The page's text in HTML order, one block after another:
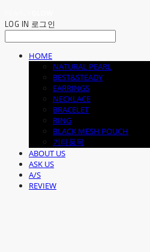
LOG IN 로그인
HOME
NATURAL PEARL
BEST&STEADY
EARRINGS
NECKLACE
BRACELET
RING
BLACK MESH POUCH
기타품목
ABOUT US
ASK US
A/S
REVIEW